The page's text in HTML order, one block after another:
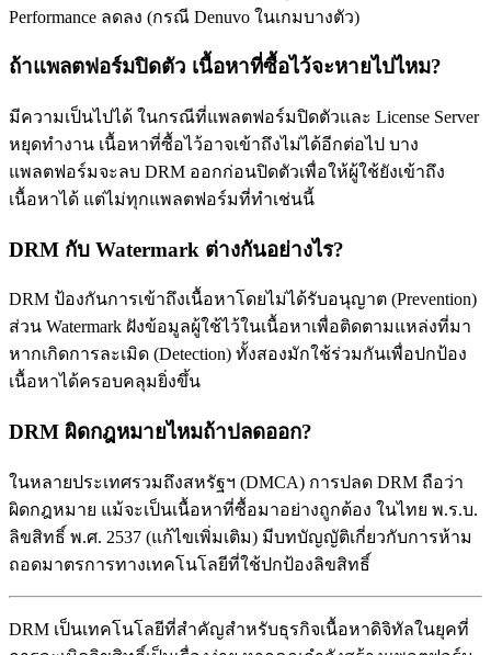
Performance ลดลง (กรณี Denuvo ในเกมบางตัว)
ถ้าแพลตฟอร์มปิดตัว เนื้อหาที่ซื้อไว้จะหายไปไหม?
มีความเป็นไปได้ ในกรณีที่แพลตฟอร์มปิดตัวและ License Server
หยุดทำงาน เนื้อหาที่ซื้อไว้อาจเข้าถึงไม่ได้อีกต่อไป บาง
แพลตฟอร์มจะลบ DRM ออกก่อนปิดตัวเพื่อให้ผู้ใช้ยังเข้าถึง
เนื้อหาได้ แต่ไม่ทุกแพลตฟอร์มที่ทำเช่นนี้
DRM กับ Watermark ต่างกันอย่างไร?
DRM ป้องกันการเข้าถึงเนื้อหาโดยไม่ได้รับอนุญาต (Prevention)
ส่วน Watermark ฝังข้อมูลผู้ใช้ไว้ในเนื้อหาเพื่อติดตามแหล่งที่มา
หากเกิดการละเมิด (Detection) ทั้งสองมักใช้ร่วมกันเพื่อปกป้อง
เนื้อหาได้ครอบคลุมยิ่งขึ้น
DRM ผิดกฎหมายไหมถ้าปลดออก?
ในหลายประเทศรวมถึงสหรัฐฯ (DMCA) การปลด DRM ถือว่า
ผิดกฎหมาย แม้จะเป็นเนื้อหาที่ซื้อมาอย่างถูกต้อง ในไทย พ.ร.บ.
ลิขสิทธิ์ พ.ศ. 2537 (แก้ไขเพิ่มเติม) มีบทบัญญัติเกี่ยวกับการห้าม
ถอดมาตรการทางเทคโนโลยีที่ใช้ปกป้องลิขสิทธิ์
DRM เป็นเทคโนโลยีที่สำคัญสำหรับธุรกิจเนื้อหาดิจิทัลในยุคที่